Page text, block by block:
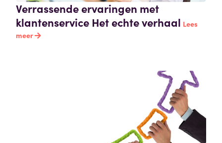
Verrassende ervaringen met
klantenservice Het echte verhaal Lees
meer